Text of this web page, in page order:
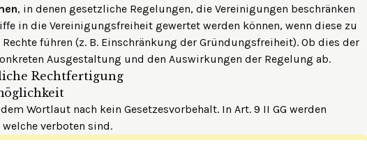
, in denen gesetzliche Regelungen, die Vereinigungen beschränken
in die Vereinigungsfreiheit gewertet werden können, wenn diese zu
führen (z. B. Einschränkung der Gründungsfreiheit). Ob dies der
Ausgestaltung und den Auswirkungen der Regelung ab.
Rechtfertigung
Wortlaut nach kein Gesetzesvorbehalt. In Art. 9 II GG werden
verboten sind.